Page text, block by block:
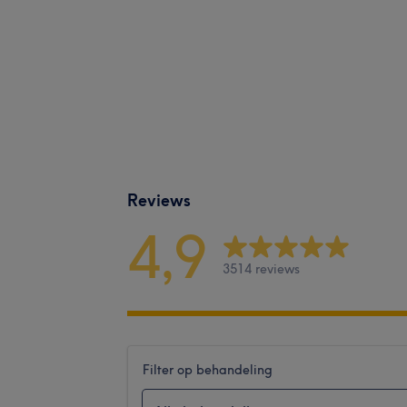
Reviews
4,9 3514 reviews
Filter op behandeling